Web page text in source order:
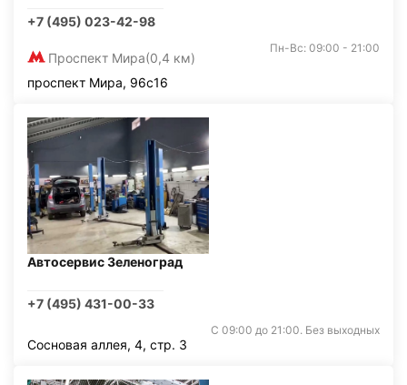
+7 (495) 023-42-98
Проспект Мира(0,4 км)
Пн-Вс: 09:00 - 21:00
проспект Мира, 96с16
Автосервис Зеленоград
+7 (495) 431-00-33
С 09:00 до 21:00. Без выходных
Сосновая аллея, 4, стр. 3